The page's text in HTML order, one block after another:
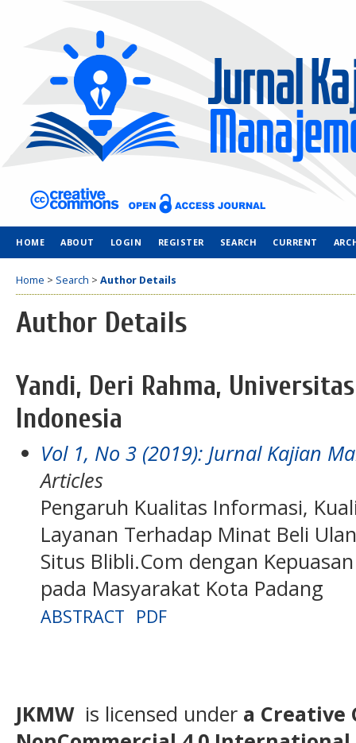
HOME ABOUT LOGIN REGISTER SEARCH CURRENT
Home > Search > Author Details
Author Details
Yandi, Deri Rahma,
Indonesia
Vol 1, No 3 (2019): Jurnal Kajian
Articles
Pengaruh Kualitas Informasi,
Layanan Terhadap Minat Beli
Situs Blibli.Com dengan
pada Masyarakat Kota Padang
ABSTRACT PDF
JKMW is licensed under a